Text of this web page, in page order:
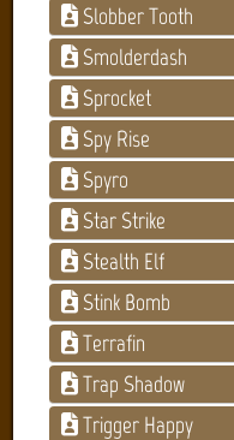
Slobber Tooth
Smolderdash
Sprocket
Spy Rise
Spyro
Star Strike
Stealth Elf
Stink Bomb
Terrafin
Trap Shadow
Trigger Happy